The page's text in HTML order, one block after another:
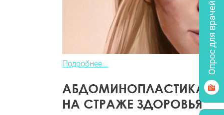
Подробнее...
АБДОМИНОПЛАСТИКА
НА СТРАЖЕ ЗДОРОВЬЯ
Опрос для врачей